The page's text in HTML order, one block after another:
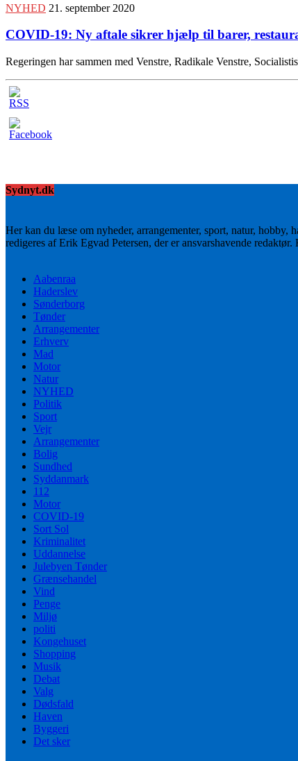
NYHED 21. september 2020
COVID-19: Ny aftale sikrer hjælp til barer,
Regeringen har sammen med Venstre, Radikale Venstre,
Sydnyt.dk
Her kan du læse om nyheder, arrangementer, sport, natur, hobby,
redigeres af Erik Egvad Petersen, der er ansvarshavende
Aabenraa
Haderslev
Sønderborg
Tønder
Arrangementer
Erhverv
Mad
Motor
Natur
NYHED
Politik
Sport
Vejr
Arrangementer
Bolig
Sundhed
Syddanmark
112
Motor
COVID-19
Sort Sol
Kriminalitet
Uddannelse
Julebyen Tønder
Grænsehandel
Vind
Penge
Miljø
politi
Kongehuset
Shopping
Musik
Debat
Valg
Dødsfald
Haven
Byggeri
Det sker